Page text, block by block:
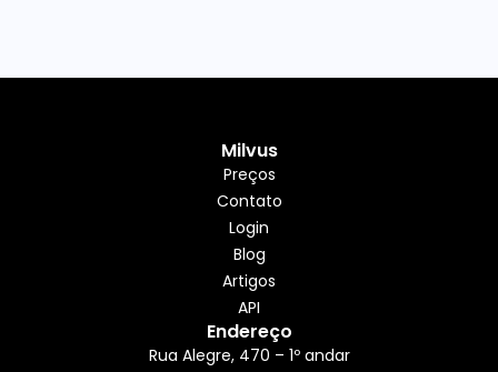
Milvus
Preços
Contato
Login
Blog
Artigos
API
Endereço
Rua Alegre, 470 – 1º andar